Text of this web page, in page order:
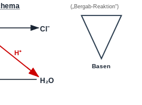
(„Bergab-Reaktion“)
Basen
Cl⁻
H₂O
H⁺